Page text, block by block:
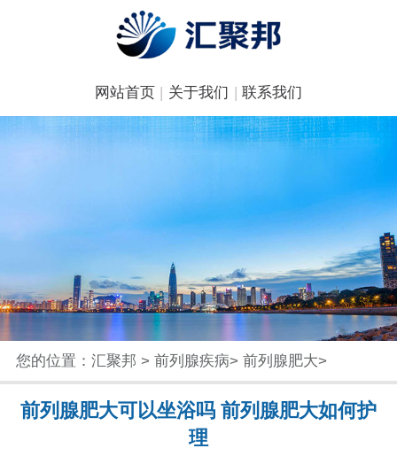
网站首页 关于我们 联系我们
您的位置： 汇聚邦 > 前列腺疾病> 前列腺肥大>
前列腺肥大可以坐浴吗 前列腺肥大如何护
理